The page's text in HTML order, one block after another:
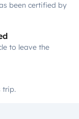
been certified by
to leave the
trip.